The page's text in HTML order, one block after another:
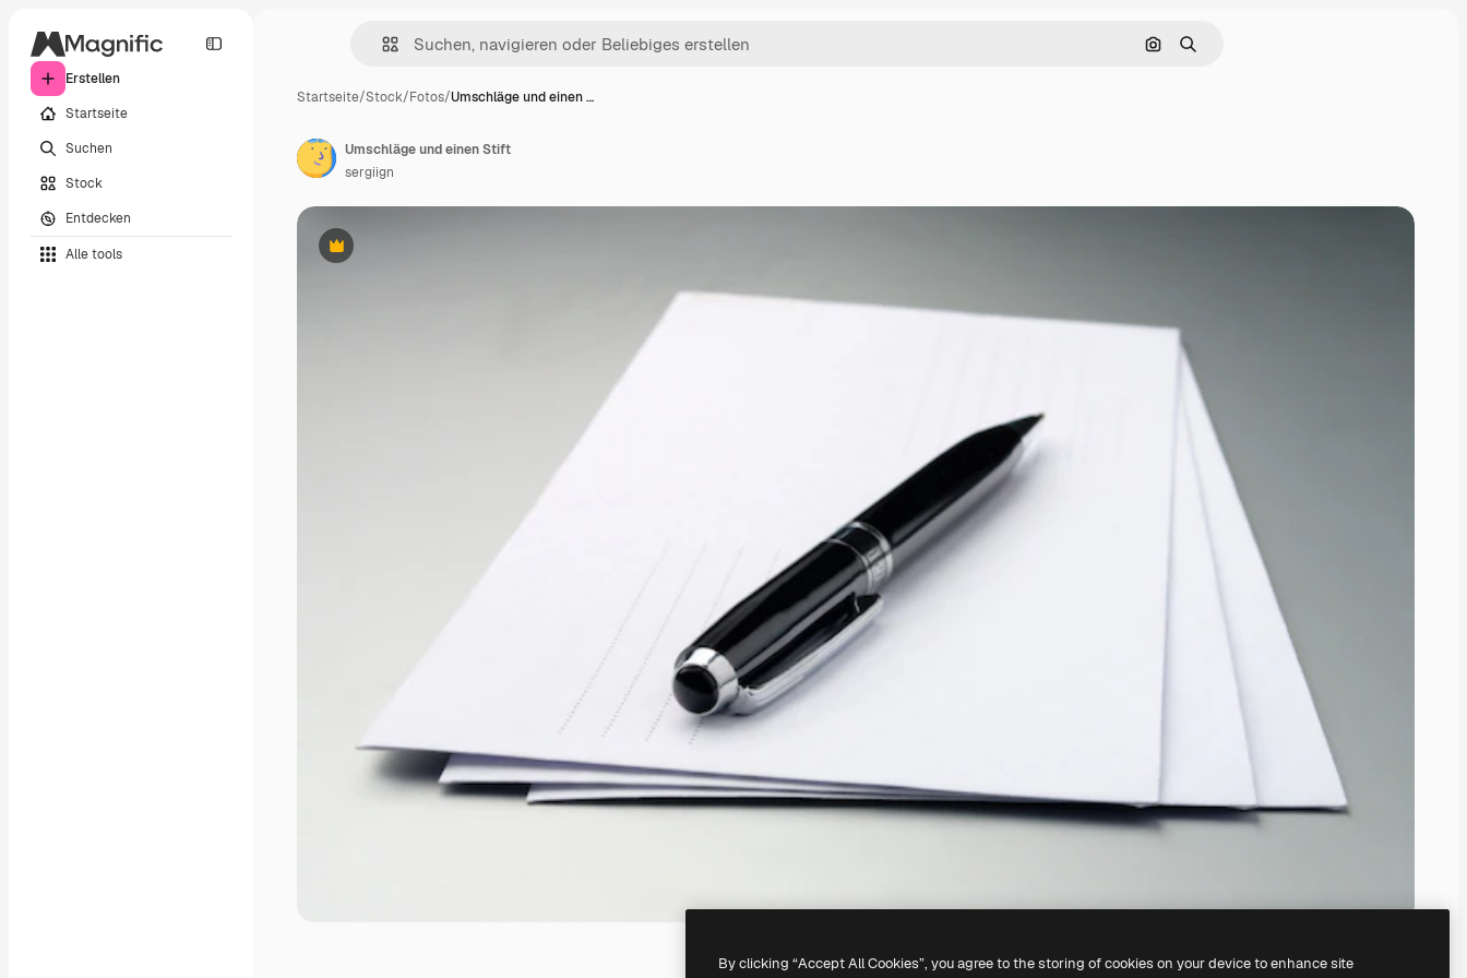
Erstellen
Startseite
Suchen
Stock
Entdecken
Alle tools
Nach Bild suchen
Suchen
Startseite/Stock/Fotos/Umschläge und einen …
Premium
Umschläge und einen Stift
sergiign
By clicking “Accept All Cookies”, you agree to the storing of cookies on your device to enhance site